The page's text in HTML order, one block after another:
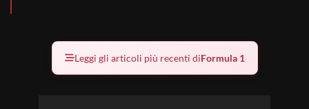
Leggi gli articoli più recenti diFormula 1